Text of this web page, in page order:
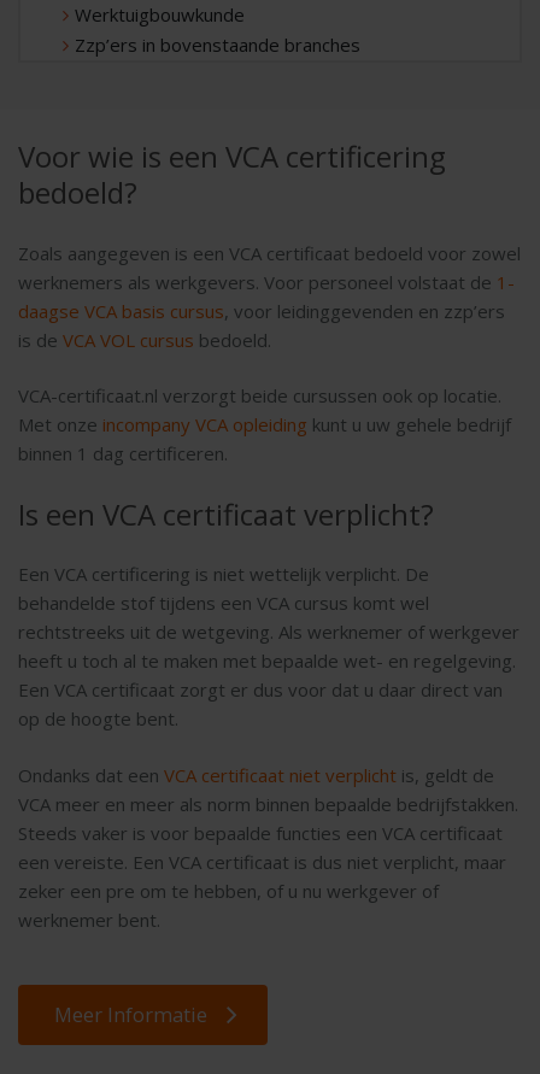
Werktuigbouwkunde
Zzp’ers in bovenstaande branches
Voor wie is een VCA certificering
bedoeld?
Zoals aangegeven is een VCA certificaat bedoeld voor zowel
werknemers als werkgevers. Voor personeel volstaat de 1-
daagse VCA basis cursus, voor leidinggevenden en zzp’ers
is de VCA VOL cursus bedoeld.
VCA-certificaat.nl verzorgt beide cursussen ook op locatie.
Met onze incompany VCA opleiding kunt u uw gehele bedrijf
binnen 1 dag certificeren.
Is een VCA certificaat verplicht?
Een VCA certificering is niet wettelijk verplicht. De
behandelde stof tijdens een VCA cursus komt wel
rechtstreeks uit de wetgeving. Als werknemer of werkgever
heeft u toch al te maken met bepaalde wet- en regelgeving.
Een VCA certificaat zorgt er dus voor dat u daar direct van
op de hoogte bent.
Ondanks dat een VCA certificaat niet verplicht is, geldt de
VCA meer en meer als norm binnen bepaalde bedrijfstakken.
Steeds vaker is voor bepaalde functies een VCA certificaat
een vereiste. Een VCA certificaat is dus niet verplicht, maar
zeker een pre om te hebben, of u nu werkgever of
werknemer bent.
Meer Informatie